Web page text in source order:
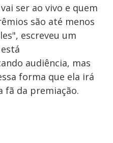
ser ao vivo e quem
são até menos
escreveu um
audiência, mas
forma que ela irá
fã da premiação.